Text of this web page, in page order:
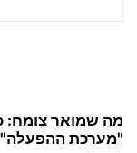
מה שמואר צומח:
"מערכת ההפעלה"